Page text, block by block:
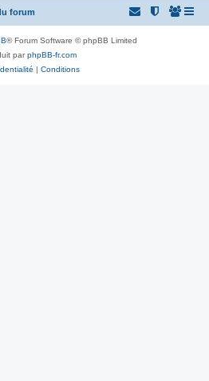
forum
® Forum Software © phpBB Limited
parphpBB-fr.com
| Conditions